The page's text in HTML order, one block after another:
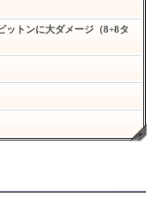
ットンに大ダメージ（8+8タ